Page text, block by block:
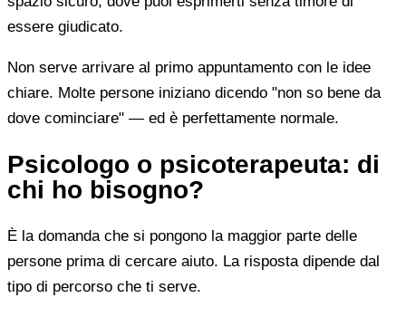
essere giudicato.
Non serve arrivare al primo appuntamento con le idee
chiare. Molte persone iniziano dicendo "non so bene da
dove cominciare" — ed è perfettamente normale.
Psicologo o psicoterapeuta: di
chi ho bisogno?
È la domanda che si pongono la maggior parte delle
persone prima di cercare aiuto. La risposta dipende dal
tipo di percorso che ti serve.